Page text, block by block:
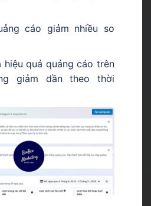
cáo giảm nhiều so
hiệu quả quảng cáo trên
giảm dần theo thời